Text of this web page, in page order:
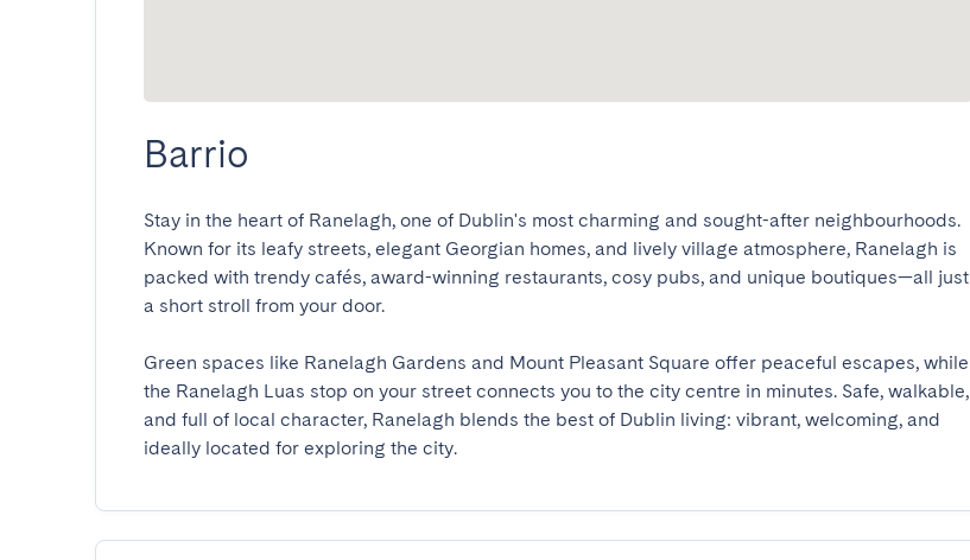
Barrio
Stay in the heart of Ranelagh, one of Dublin's most charming and sought-after neighbourhoods.
Known for its leafy streets, elegant Georgian homes, and lively village atmosphere, Ranelagh is
packed with trendy cafés, award-winning restaurants, cosy pubs, and unique boutiques—all just
a short stroll from your door.
Green spaces like Ranelagh Gardens and Mount Pleasant Square offer peaceful escapes, while
the Ranelagh Luas stop on your street connects you to the city centre in minutes. Safe, walkable,
and full of local character, Ranelagh blends the best of Dublin living: vibrant, welcoming, and
ideally located for exploring the city.